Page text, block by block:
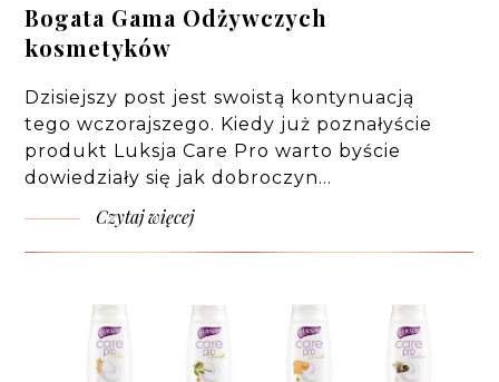
Bogata Gama Odżywczych
kosmetyków
Dzisiejszy post jest swoistą kontynuacją
tego wczorajszego. Kiedy już poznałyście
produkt Luksja Care Pro warto byście
dowiedziały się jak dobroczyn…
Czytaj więcej